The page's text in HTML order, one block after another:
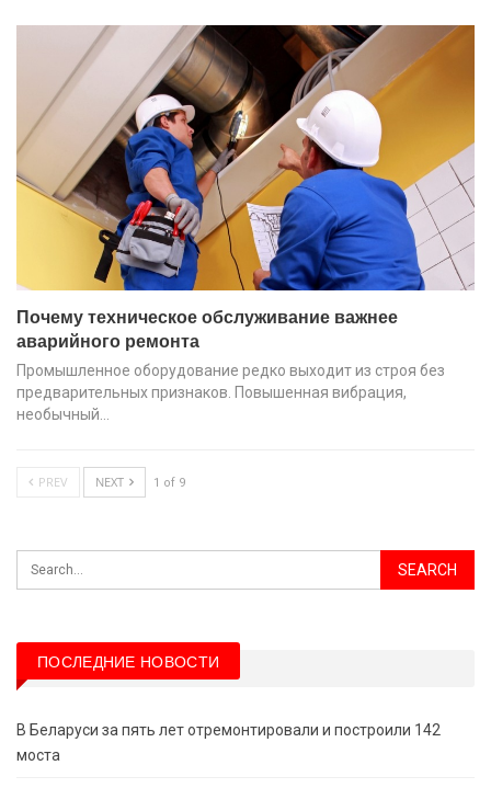
Почему техническое обслуживание важнее
аварийного ремонта
Промышленное оборудование редко выходит из строя без
предварительных признаков. Повышенная вибрация,
необычный…
PREV NEXT 1 of 9
ПОСЛЕДНИЕ НОВОСТИ
В Беларуси за пять лет отремонтировали и построили 142
моста